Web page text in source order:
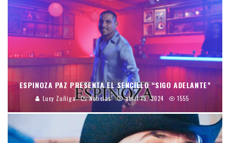
ESPINOZA PAZ PRESENTA EL SENCILLO “SIGO ADELANTE”
Lucy Zuñiga Noticias abril 15, 2024 1555